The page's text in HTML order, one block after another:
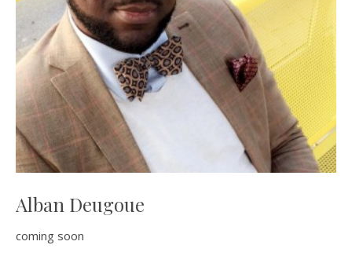
Alban Deugoue
coming soon